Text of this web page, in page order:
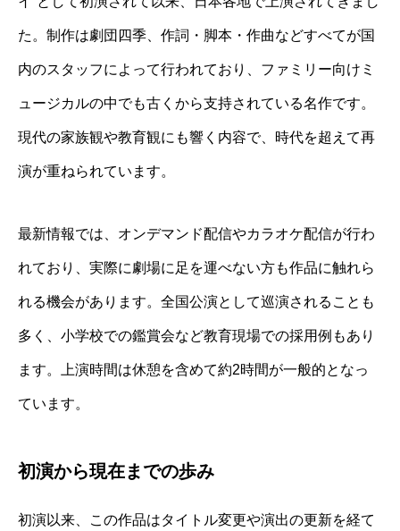
た。制作は劇団四季、作詞・脚本・作曲などすべてが国
内のスタッフによって行われており、ファミリー向けミ
ュージカルの中でも古くから支持されている名作です。
現代の家族観や教育観にも響く内容で、時代を超えて再
演が重ねられています。
最新情報では、オンデマンド配信やカラオケ配信が行わ
れており、実際に劇場に足を運べない方も作品に触れら
れる機会があります。全国公演として巡演されることも
多く、小学校での鑑賞会など教育現場での採用例もあり
ます。上演時間は休憩を含めて約2時間が一般的となっ
ています。
初演から現在までの歩み
初演以来、この作品はタイトル変更や演出の更新を経て